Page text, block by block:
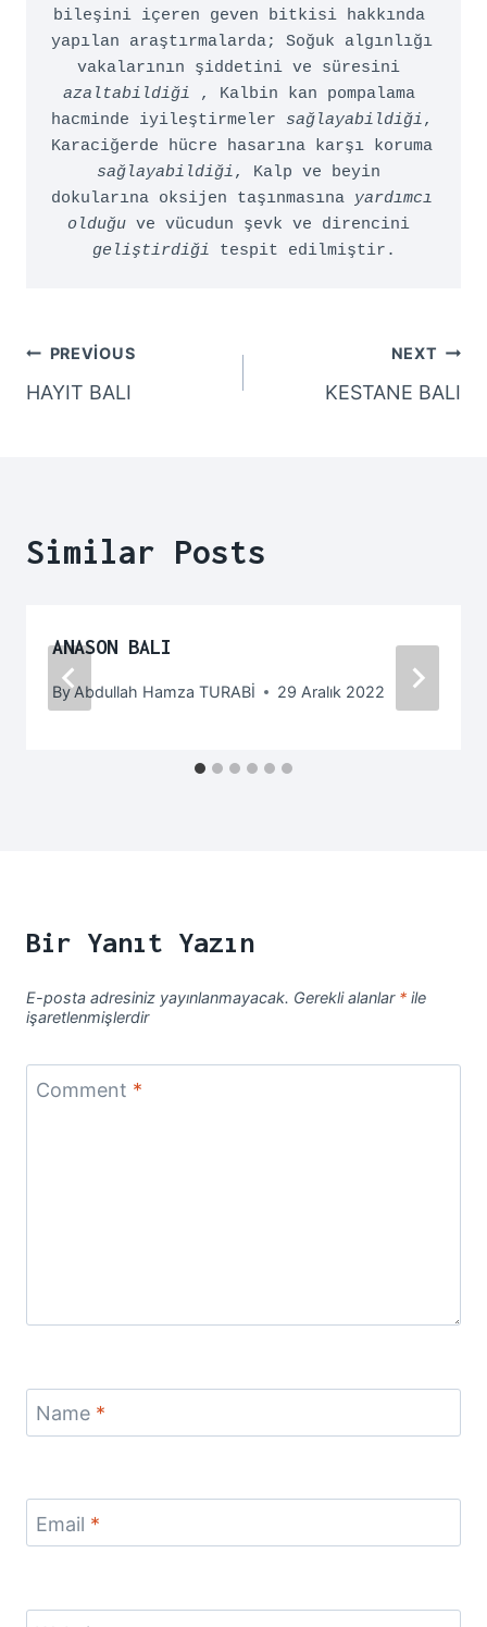
bileşini içeren geven bitkisi hakkında
yapılan araştırmalarda; Soğuk algınlığı
azaltabildiği , Kalbin kan pompalama
hacminde iyileştirmeler sağlayabildiği,
Karaciğerde hücre hasarına karşı koruma
sağlayabildiği, Kalp ve beyin
dokularına oksijen taşınmasına yardımcı
olduğu
geliştirdiği tespit edilmiştir.
Yazı
PREVIOUS
HAYIT BALI
NEXT
KESTANE BALI
Similar Posts
ANASON BALI
By Abdullah Hamza TURABİ 29 Aralık 2022
Bir Yanıt Yazın
E-posta adresiniz yayınlanmayacak. Gerekli alanlar * ile
işaretlenmişlerdir
Comment *
Name *
Email *